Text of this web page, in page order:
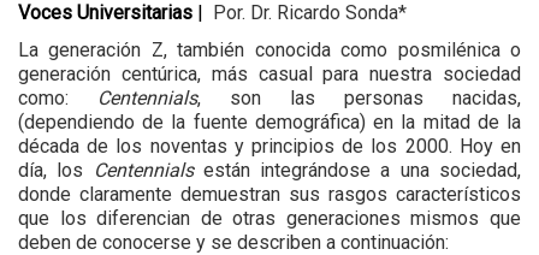
Voces Universitarias
Por. Dr. Ricardo Sonda*
La generación Z, también conocida como posmilénica o
generación centúrica, más casual para nuestra sociedad
como:
Centennials, son las personas nacidas,
(dependiendo de la fuente demográfica) en la mitad de la
década de los noventas y principios de los 2000. Hoy en
día, los
Centennials están integrándose a una sociedad,
donde claramente demuestran sus rasgos característicos
que los diferencian de otras generaciones mismos que
deben de conocerse y se describen a continuación: